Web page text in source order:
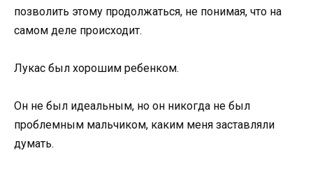
позволить этому продолжаться, не понимая, что на
самом деле происходит.
Лукас был хорошим ребенком.
Он не был идеальным, но он никогда не был
проблемным мальчиком, каким меня заставляли
думать.